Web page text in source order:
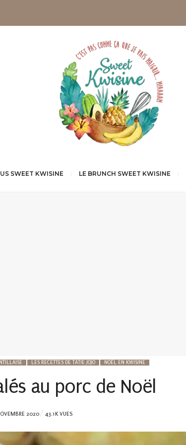
SWEET KWISINE LE BRUNCH SWEET KWISINE
LES RECETTES DE TATIE JOJO NOËL EN KWISINE
au porc de Noël
2020 43.1K VUES